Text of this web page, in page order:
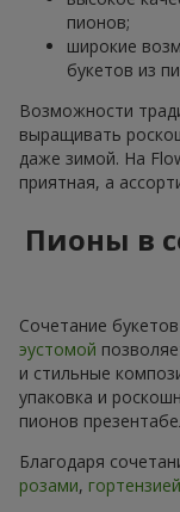
пионов;
широкие
букетов из
Возможности
выращивать
даже зимой. На
приятная, а
Пионы в
Сочетание
эустомой
и стильные
упаковка и
пионов
Благодаря
розами, гортензией